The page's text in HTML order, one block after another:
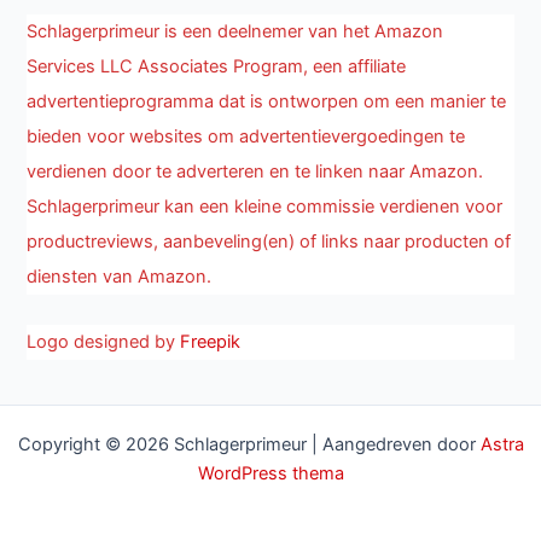
Schlagerprimeur is een deelnemer van het Amazon
Services LLC Associates Program, een affiliate
advertentieprogramma dat is ontworpen om een manier te
bieden voor websites om advertentievergoedingen te
verdienen door te adverteren en te linken naar Amazon.
Schlagerprimeur kan een kleine commissie verdienen voor
productreviews, aanbeveling(en) of links naar producten of
diensten van Amazon.
Logo designed by Freepik
Copyright © 2026 Schlagerprimeur | Aangedreven door Astra
WordPress thema